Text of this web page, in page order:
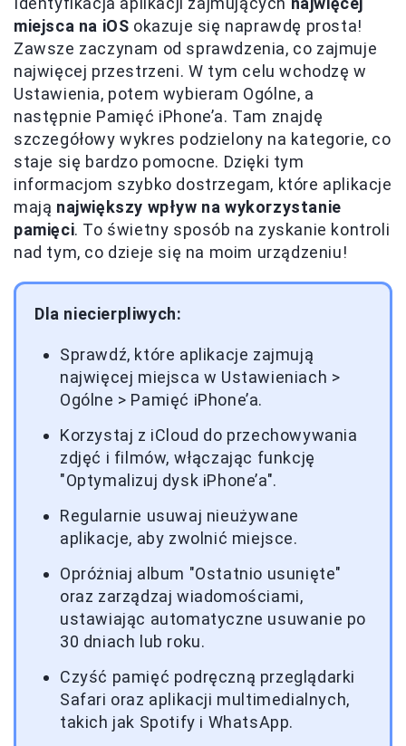
miejsca na iOS okazuje się naprawdę prosta!
Zawsze zaczynam od sprawdzenia, co zajmuje
najwięcej przestrzeni. W tym celu wchodzę w
Ustawienia, potem wybieram Ogólne, a
następnie Pamięć iPhone’a. Tam znajdę
szczegółowy wykres podzielony na kategorie, co
staje się bardzo pomocne. Dzięki tym
informacjom szybko dostrzegam, które aplikacje
mają największy wpływ na wykorzystanie
pamięci. To świetny sposób na zyskanie kontroli
nad tym, co dzieje się na moim urządzeniu!
Dla niecierpliwych:
Sprawdź, które aplikacje zajmują
najwięcej miejsca w Ustawieniach >
Ogólne > Pamięć iPhone’a.
Korzystaj z iCloud do przechowywania
zdjęć i filmów, włączając funkcję
"Optymalizuj dysk iPhone’a".
Regularnie usuwaj nieużywane
aplikacje, aby zwolnić miejsce.
Opróżniaj album "Ostatnio usunięte"
oraz zarządzaj wiadomościami,
ustawiając automatyczne usuwanie po
30 dniach lub roku.
Czyść pamięć podręczną przeglądarki
Safari oraz aplikacji multimedialnych,
takich jak Spotify i WhatsApp.